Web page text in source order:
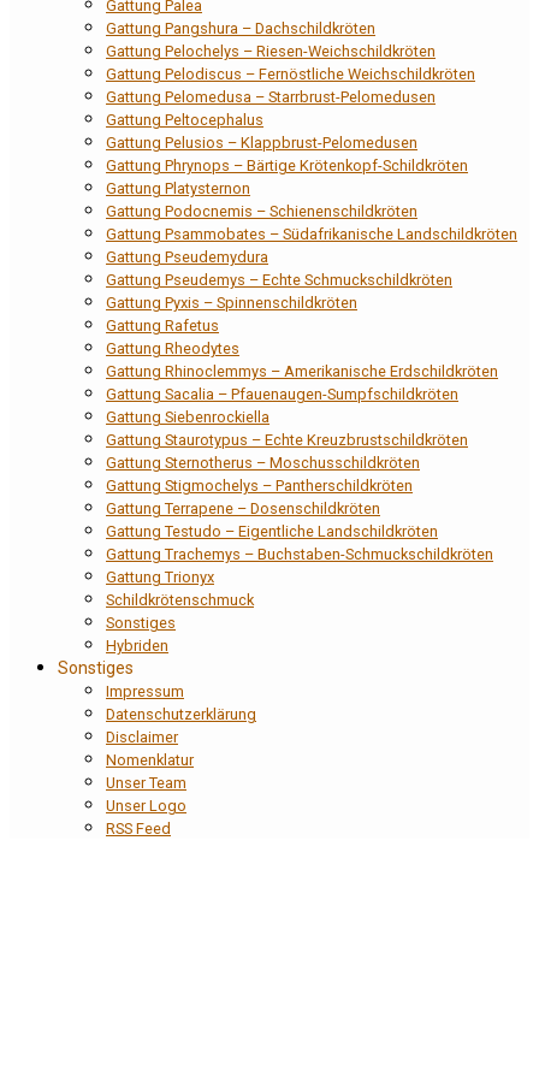
Gattung Palea
Gattung Pangshura – Dachschildkröten
Gattung Pelochelys – Riesen-Weichschildkröten
Gattung Pelodiscus – Fernöstliche Weichschildkröten
Gattung Pelomedusa – Starrbrust-Pelomedusen
Gattung Peltocephalus
Gattung Pelusios – Klappbrust-Pelomedusen
Gattung Phrynops – Bärtige Krötenkopf-Schildkröten
Gattung Platysternon
Gattung Podocnemis – Schienenschildkröten
Gattung Psammobates – Südafrikanische Landschildkröten
Gattung Pseudemydura
Gattung Pseudemys – Echte Schmuckschildkröten
Gattung Pyxis – Spinnenschildkröten
Gattung Rafetus
Gattung Rheodytes
Gattung Rhinoclemmys – Amerikanische Erdschildkröten
Gattung Sacalia – Pfauenaugen-Sumpfschildkröten
Gattung Siebenrockiella
Gattung Staurotypus – Echte Kreuzbrustschildkröten
Gattung Sternotherus – Moschusschildkröten
Gattung Stigmochelys – Pantherschildkröten
Gattung Terrapene – Dosenschildkröten
Gattung Testudo – Eigentliche Landschildkröten
Gattung Trachemys – Buchstaben-Schmuckschildkröten
Gattung Trionyx
Schildkrötenschmuck
Sonstiges
Hybriden
Sonstiges
Impressum
Datenschutzerklärung
Disclaimer
Nomenklatur
Unser Team
Unser Logo
RSS Feed